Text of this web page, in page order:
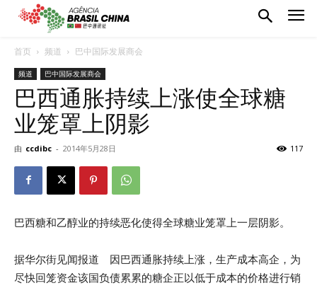
首页 频道 巴中国际发展商会
频道 巴中国际发展商会
巴西通胀持续上涨使全球糖
业笼罩上阴影
由 ccdibc - 2014年5月28日 117
巴西糖和乙醇业的持续恶化使得全球糖业笼罩上一层阴影。
据华尔街见闻报道 因巴西通胀持续上涨，生产成本高企，为
尽快回笼资金该国负债累累的糖企正以低于成本的价格进行销